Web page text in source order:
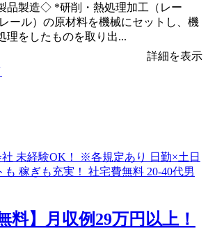
品製造◇ *研削・熱処理加工（レー
ル）の原材料を機械にセットし、機
理をしたものを取り出...
詳細を表示
料】月収例29万円以上！